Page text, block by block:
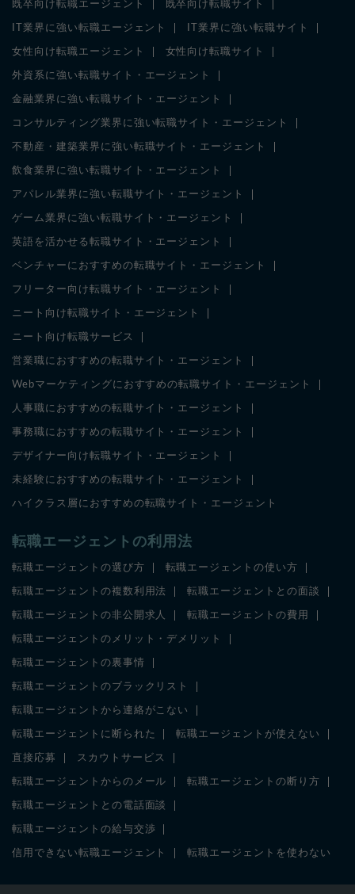
既卒向け転職エージェント 既卒向け転職サイト
IT業界に強い転職エージェント IT業界に強い転職サイト
女性向け転職エージェント 女性向け転職サイト
外資系に強い転職サイト・エージェント
金融業界に強い転職サイト・エージェント
コンサルティング業界に強い転職サイト・エージェント
不動産・建築業界に強い転職サイト・エージェント
飲食業界に強い転職サイト・エージェント
アパレル業界に強い転職サイト・エージェント
ゲーム業界に強い転職サイト・エージェント
英語を活かせる転職サイト・エージェント
ベンチャーにおすすめの転職サイト・エージェント
フリーター向け転職サイト・エージェント
ニート向け転職サイト・エージェント
ニート向け転職サービス
営業職におすすめの転職サイト・エージェント
Webマーケティングにおすすめの転職サイト・エージェント
人事職におすすめの転職サイト・エージェント
事務職におすすめの転職サイト・エージェント
デザイナー向け転職サイト・エージェント
未経験におすすめの転職サイト・エージェント
ハイクラス層におすすめの転職サイト・エージェント
転職エージェントの利用法
転職エージェントの選び方 転職エージェントの使い方
転職エージェントの複数利用法 転職エージェントとの面談
転職エージェントの非公開求人 転職エージェントの費用
転職エージェントのメリット・デメリット
転職エージェントの裏事情
転職エージェントのブラックリスト
転職エージェントから連絡がこない
転職エージェントに断られた 転職エージェントが使えない
直接応募 スカウトサービス
転職エージェントからのメール 転職エージェントの断り方
転職エージェントとの電話面談
転職エージェントの給与交渉
信用できない転職エージェント 転職エージェントを使わない